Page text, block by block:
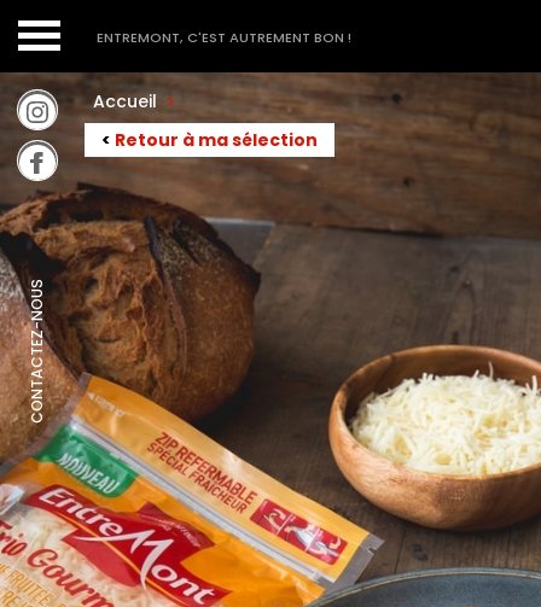
CONTACTEZ-NOUS
ENTREMONT, C'EST AUTREMENT BON !
Accueil >
< Retour à ma sélection